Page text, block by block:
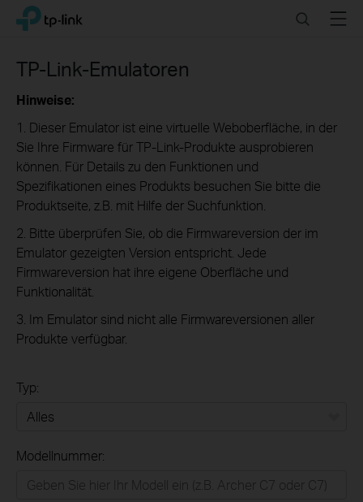
Click
the
navigation
TP-Link, Reliably Smart SearchMenu
TP-Link-Emulatoren
Hinweise:
1. Dieser Emulator ist eine virtuelle Weboberfläche, in der
Sie Ihre Firmware für TP-Link-Produkte ausprobieren
können. Für Details zu den Funktionen und
Spezifikationen eines Produkts besuchen Sie bitte die
Produktseite, z.B. mit Hilfe der Suchfunktion.
2. Bitte überprüfen Sie, ob die Firmwareversion der im
Emulator gezeigten Version entspricht. Jede
Firmwareversion hat ihre eigene Oberfläche und
Funktionalität.
3. Im Emulator sind nicht alle Firmwareversionen aller
Produkte verfügbar.
Typ:
Modellnummer: